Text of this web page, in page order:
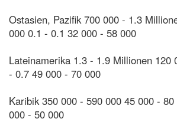
Ostasien, Pazifik 700 000 - 1.3
000 0.1 - 0.1 32 000 - 58 000
Lateinamerika 1.3 - 1.9 Millionen 120
- 0.7 49 000 - 70 000
Karibik 350 000 - 590 000 45 000 -
000 - 50 000